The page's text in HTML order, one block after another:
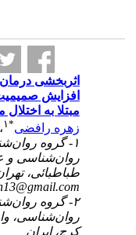
اثربخشی درمان
افزایش
مبتلا به
زهره رافضی
۱،
۱- گروه
روان‌شناسی و
طباطبائی،
۲- گروه
روان‌شناسی،
کرج، ایران